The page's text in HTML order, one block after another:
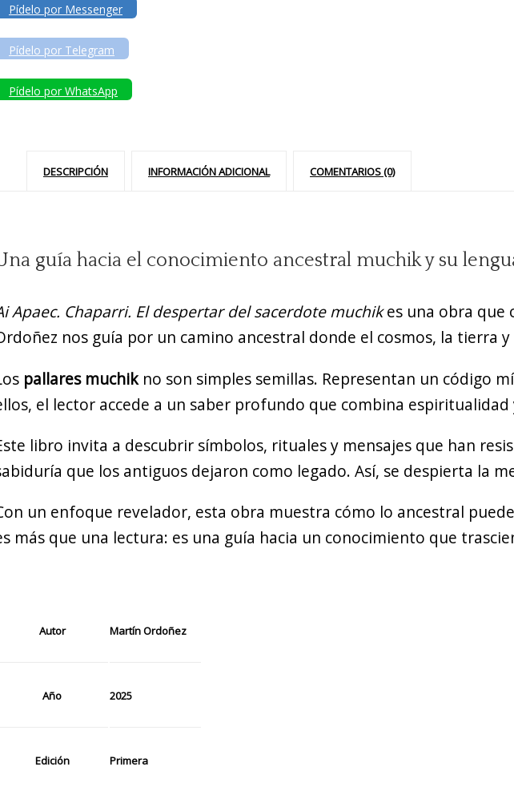
Pídelo por Messenger
Pídelo por Telegram
Pídelo por WhatsApp
DESCRIPCIÓN INFORMACIÓN ADICIONAL COMENTARIOS (0)
guía hacia el conocimiento ancestral muchik y su
Apaec. Chaparri. El despertar del sacerdote muchikes una obra que
nos guía por un camino ancestral donde el cosmos, la tierra
pallares muchikno son simples semillas. Representan un código
el lector accede a un saber profundo que combina
libro invita a descubrir símbolos, rituales y mensajes que han
que los antiguos dejaron como legado. Así, se despierta la
un enfoque revelador, esta obra muestra cómo lo ancestral
más que una lectura: es una guía hacia un conocimiento que
Autor Martín Ordoñez
Año 2025
Edición Primera